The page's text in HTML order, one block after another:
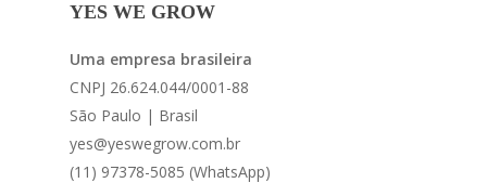
YES WE GROW
Uma empresa brasileira
CNPJ 26.624.044/0001-88
São Paulo | Brasil
yes@yeswegrow.com.br
(11) 97378-5085 (WhatsApp)